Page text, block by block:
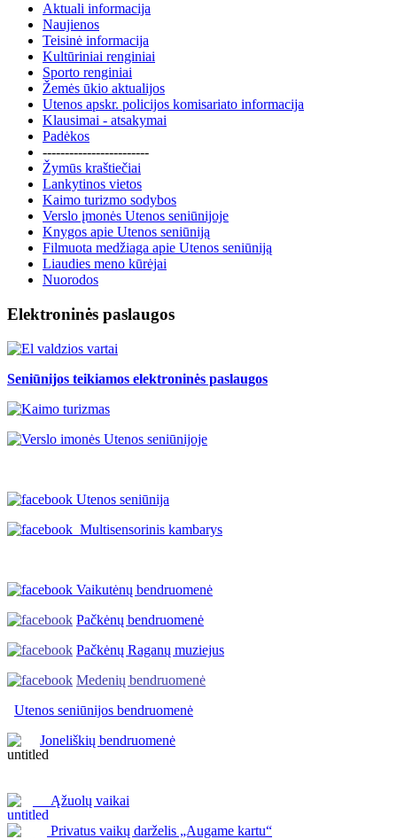
Aktuali informacija
Naujienos
Teisinė informacija
Kultūriniai renginiai
Sporto renginiai
Žemės ūkio aktualijos
Utenos apskr. policijos komisariato informacija
Klausimai - atsakymai
Padėkos
------------------------
Žymūs kraštiečiai
Lankytinos vietos
Kaimo turizmo sodybos
Verslo įmonės Utenos seniūnijoje
Knygos apie Utenos seniūniją
Filmuota medžiaga apie Utenos seniūniją
Liaudies meno kūrėjai
Nuorodos
Elektroninės paslaugos
Seniūnijos teikiamos elektroninės paslaugos
Utenos seniūnija
Multisensorinis kambarys
Vaikutėnų bendruomenė
Pačkėnų bendruomenė
Pačkėnų Raganų muziejus
Medenių bendruomenė
Utenos seniūnijos bendruomenė
Joneliškių bendruomenė
Ąžuolų vaikai
Privatus vaikų darželis „Augame kartu“